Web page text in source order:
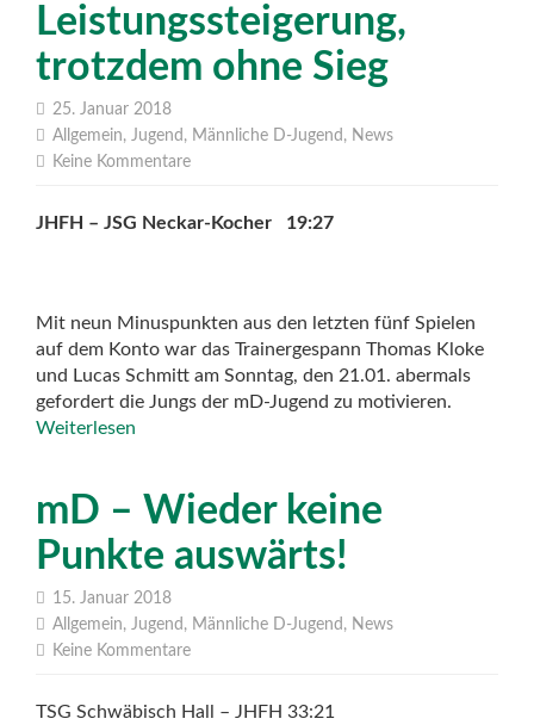
Leistungssteigerung,
trotzdem ohne Sieg
25. Januar 2018
Allgemein, Jugend , Männliche D-Jugend , News
Keine Kommentare
JHFH – JSG Neckar-Kocher 19:27
Mit neun Minuspunkten aus den letzten fünf Spielen
auf dem Konto war das Trainergespann Thomas Kloke
und Lucas Schmitt am Sonntag, den 21.01. abermals
gefordert die Jungs der mD-Jugend zu motivieren.
Weiterlesen
mD – Wieder keine
Punkte auswärts!
15. Januar 2018
Allgemein, Jugend , Männliche D-Jugend , News
Keine Kommentare
TSG Schwäbisch Hall – JHFH 33:21